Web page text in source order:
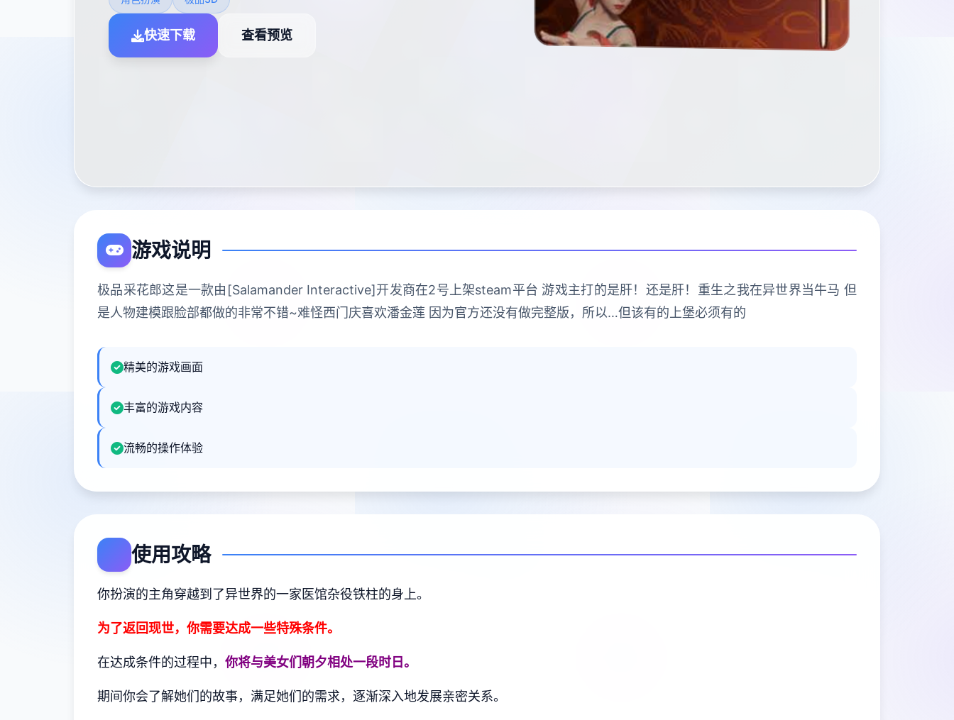
快速下载 查看预览
游戏说明
极品采花郎这是一款由[Salamander Interactive]开发商在2号上架steam平台 游戏主打的是肝！还是肝！重生之我在异世界当牛马 但
是人物建模跟脸部都做的非常不错~难怪西门庆喜欢潘金莲 因为官方还没有做完整版，所以…但该有的上堡必须有的
精美的游戏画面
丰富的游戏内容
流畅的操作体验
使用攻略
你扮演的主角穿越到了异世界的一家医馆杂役铁柱的身上。
为了返回现世，你需要达成一些特殊条件。
在达成条件的过程中， 你将与美女们朝夕相处一段时日。
期间你会了解她们的故事，满足她们的需求，逐渐深入地发展亲密关系。